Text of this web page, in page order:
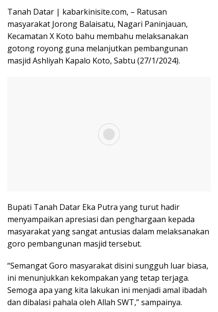
Tanah Datar | kabarkinisite.com, – Ratusan
masyarakat Jorong Balaisatu, Nagari Paninjauan,
Kecamatan X Koto bahu membahu melaksanakan
gotong royong guna melanjutkan pembangunan
masjid Ashliyah Kapalo Koto, Sabtu (27/1/2024).
Bupati Tanah Datar Eka Putra yang turut hadir
menyampaikan apresiasi dan penghargaan kepada
masyarakat yang sangat antusias dalam melaksanakan
goro pembangunan masjid tersebut.
“Semangat Goro masyarakat disini sungguh luar biasa,
ini menunjukkan kekompakan yang tetap terjaga.
Semoga apa yang kita lakukan ini menjadi amal ibadah
dan dibalasi pahala oleh Allah SWT,” sampainya.